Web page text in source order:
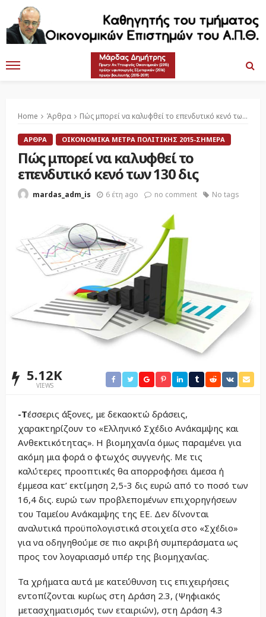
Home Άρθρα Πώς μπορεί να καλυφθεί το επενδυτικό κενό των 130 δις
ΆΡΘΡΑ ΟΙΚΟΝΟΜΙΚΆ ΜΈΤΡΑ ΠΟΛΙΤΙΚΉΣ 2015-ΣΉΜΕΡΑ
Πώς μπορεί να καλυφθεί το
επενδυτικό κενό των 130 δις
mardas_adm_is 6 έτη ago no comment No tags
5.12K
VIEWS
-Τέσσερις άξονες, με δεκαοκτώ δράσεις,
χαρακτηρίζουν το «Ελληνικό Σχέδιο Ανάκαμψης και
Ανθεκτικότητας». Η βιομηχανία όμως παραμένει για
ακόμη μια φορά ο φτωχός συγγενής. Με τις
καλύτερες προοπτικές θα απορροφήσει άμεσα ή
έμμεσα κατ’ εκτίμηση 2,5-3 δις ευρώ από το ποσό των
16,4 δις. ευρώ των προβλεπομένων επιχορηγήσεων
του Ταμείου Ανάκαμψης της ΕΕ. Δεν δίνονται
αναλυτικά προϋπολογιστικά στοιχεία στο «Σχέδιο»
για να οδηγηθούμε σε πιο ακριβή συμπεράσματα ως
προς τον λογαριασμό υπέρ της βιομηχανίας.
Τα χρήματα αυτά με κατεύθυνση τις επιχειρήσεις
εντοπίζονται κυρίως στη Δράση 2.3, (Ψηφιακός
μετασχηματισμός των εταιριών), στη Δράση 4.3